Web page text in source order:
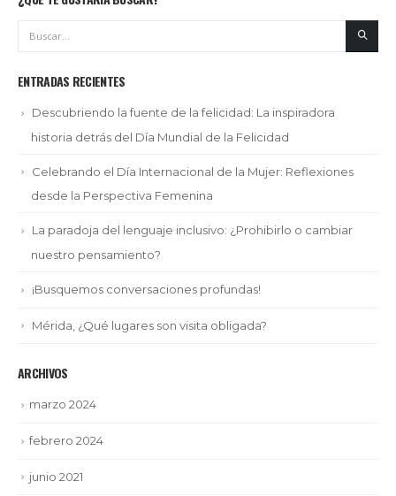
ENTRADAS RECIENTES
Descubriendo la fuente de la felicidad: La inspiradora
historia detrás del Día Mundial de la Felicidad
Celebrando el Día Internacional de la Mujer: Reflexiones
desde la Perspectiva Femenina
La paradoja del lenguaje inclusivo: ¿Prohibirlo o cambiar
nuestro pensamiento?
¡Busquemos conversaciones profundas!
Mérida, ¿Qué lugares son visita obligada?
ARCHIVOS
marzo 2024
febrero 2024
junio 2021